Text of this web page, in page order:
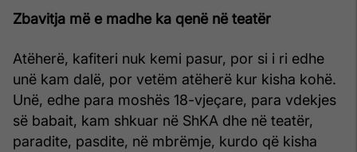
Zbavitja më e madhe ka qenë në teatër
Atëherë, kafiteri nuk kemi pasur, por si i ri edhe
unë kam dalë, por vetëm atëherë kur kisha kohë.
Unë, edhe para moshës 18-vjeçare, para vdekjes
së babait, kam shkuar në ShKA dhe në teatër,
paradite, pasdite, në mbrëmje, kurdo që kisha